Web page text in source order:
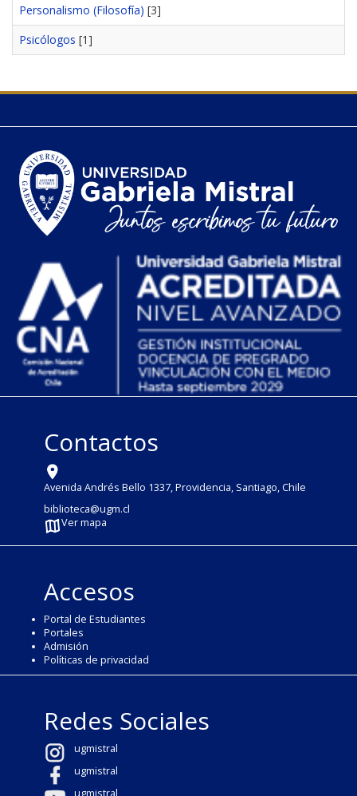
Personalismo (Filosofía) [3]
Psicólogos [1]
Contactos
Avenida Andrés Bello 1337, Providencia, Santiago, Chile
biblioteca@ugm.cl
Ver mapa
Accesos
Portal de Estudiantes
Portales
Admisión
Políticas de privacidad
Redes Sociales
ugmistral
ugmistral